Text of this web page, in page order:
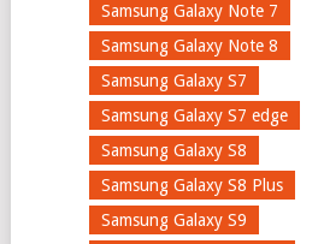
Samsung Galaxy Note 7
Samsung Galaxy Note 8
Samsung Galaxy S7
Samsung Galaxy S7 edge
Samsung Galaxy S8
Samsung Galaxy S8 Plus
Samsung Galaxy S9